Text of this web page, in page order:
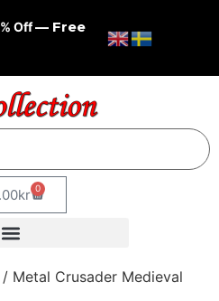
Off— Free
kr 0
/ Metal Crusader Medieval